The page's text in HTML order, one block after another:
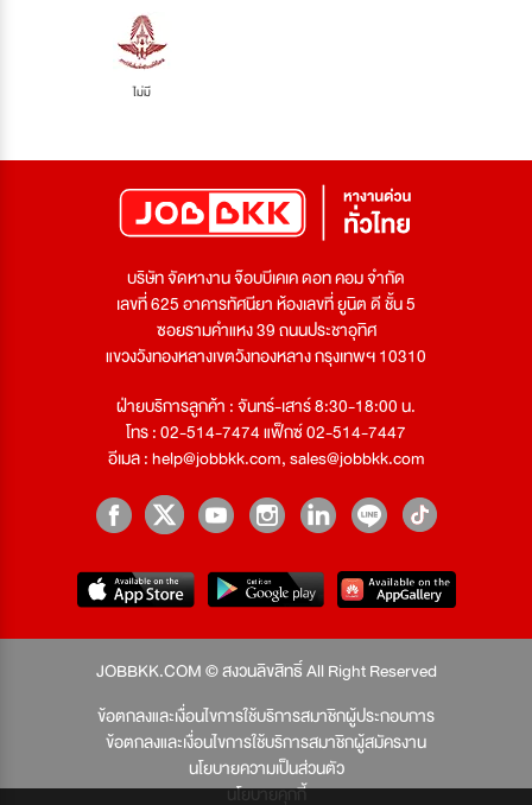
ไม่มี
บริษัท จัดหางาน จ๊อบบีเคเค ดอท คอม จำกัด
เลขที่ 625 อาคารทัศนียา ห้องเลขที่ ยูนิต ดี ชั้น 5
ซอยรามคำแหง 39 ถนนประชาอุทิศ
แขวงวังทองหลางเขตวังทองหลาง กรุงเทพฯ 10310
ฝ่ายบริการลูกค้า : จันทร์-เสาร์ 8:30-18:00 น.
โทร : 02-514-7474 แฟ็กซ์ 02-514-7447
อีเมล :help@jobbkk.com,sales@jobbkk.com
JOBBKK.COM © สงวนลิขสิทธิ์ All Right Reserved
ข้อตกลงและเงื่อนไขการใช้บริการสมาชิกผู้ประกอบการ
ข้อตกลงและเงื่อนไขการใช้บริการสมาชิกผู้สมัครงาน
นโยบายความเป็นส่วนตัว
นโยบายคุกกี้